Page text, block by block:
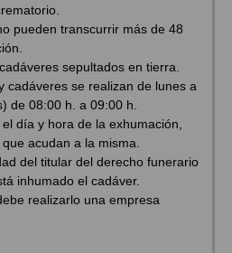
pueden transcurrir más de 48
sepultados en tierra.
cadáveres se realizan de lunes a
de 08:00 h. a 09:00 h.
día y hora de la exhumación,
acudan a la misma.
del titular del derecho funerario
inhumado el cadáver.
realizarlo una empresa